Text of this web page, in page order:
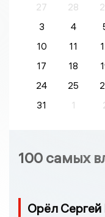
27
28
3
4
10
11
17
18
24
25
31
1
100 самых
Орёл Сергей